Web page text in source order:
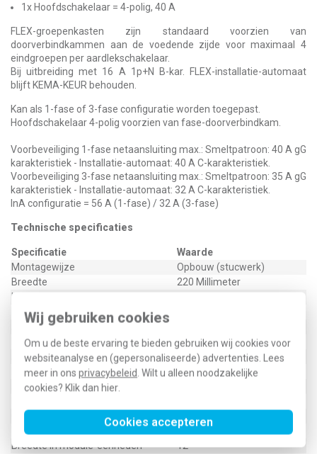
Wij gebruiken cookies
Om u de beste ervaring te bieden gebruiken wij cookies voor
websiteanalyse en (gepersonaliseerde) advertenties. Lees
meer in ons privacybeleid. Wilt u alleen noodzakelijke
cookies? Klik dan hier.
Cookies accepteren
1x Hoofdschakelaar = 4-polig, 40 A
FLEX-groepenkasten zijn standaard voorzien van
doorverbindkammen aan de voedende zijde voor maximaal 4
eindgroepen per aardlekschakelaar.
Bij uitbreiding met 16 A 1p+N B-kar. FLEX-installatie-automaat
blijft KEMA-KEUR behouden.
Kan als 1-fase of 3-fase configuratie worden toegepast.
Hoofdschakelaar 4-polig voorzien van fase-doorverbindkam.
Voorbeveiliging 1-fase netaansluiting max.: Smeltpatroon: 40 A gG
karakteristiek - Installatie-automaat: 40 A C-karakteristiek.
Voorbeveiliging 3-fase netaansluiting max.: Smeltpatroon: 35 A gG
karakteristiek - Installatie-automaat: 32 A C-karakteristiek.
InA configuratie = 56 A (1-fase) / 32 A (3-fase)
Technische specificaties
Specificatie
Waarde
Montagewijze
Opbouw (stucwerk)
Breedte
220 Millimeter
Hoogte
Diepte
Afsluitbaar
Met contactdoos
Nee
Aantal fasen
1
Beveiliging
Installatie-/aardlekautomaat
Aanbouwmogelijkheid
Overspanningsbeveiliging
Nee
Materiaal behuizing
Kunststof
Breedte in module-eenheden
12